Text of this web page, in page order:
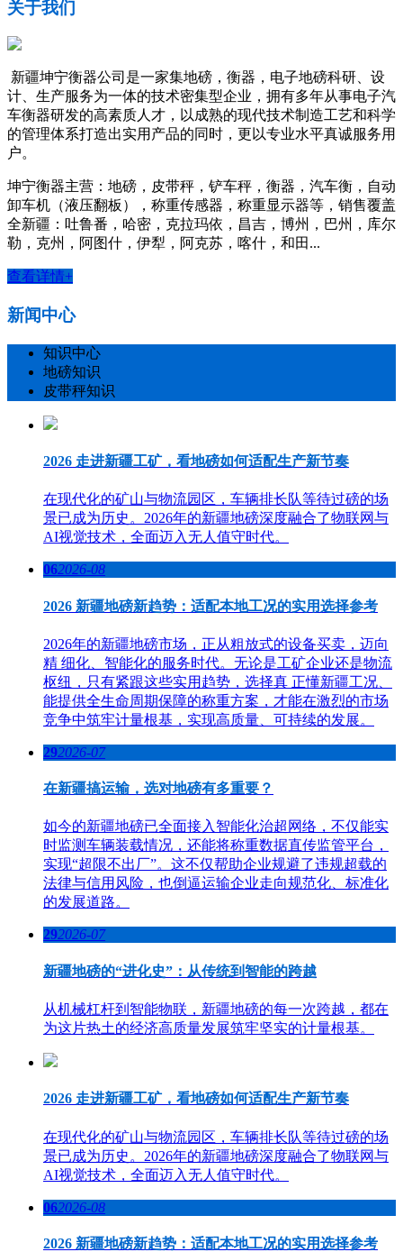
关于我们
新疆坤宁衡器公司是一家集地磅，衡器，电子地磅科研、设
计、生产服务为一体的技术密集型企业，拥有多年从事电子汽
车衡器研发的高素质人才，以成熟的现代技术制造工艺和科学
的管理体系打造出实用产品的同时，更以专业水平真诚服务用
户。
坤宁衡器主营：地磅，皮带秤，铲车秤，衡器，汽车衡，自动
卸车机（液压翻板），称重传感器，称重显示器等，销售覆盖
全新疆：吐鲁番，哈密，克拉玛依，昌吉，博州，巴州，库尔
勒，克州，阿图什，伊犁，阿克苏，喀什，和田...
查看详情+
新闻中心
知识中心
地磅知识
皮带秤知识
2026 走进新疆工矿，看地磅如何适配生产新节奏
在现代化的矿山与物流园区，车辆排长队等待过磅的场
景已成为历史。2026年的新疆地磅深度融合了物联网与
AI视觉技术，全面迈入无人值守时代。
062026-08
2026 新疆地磅新趋势：适配本地工况的实用选择参考
2026年的新疆地磅市场，正从粗放式的设备买卖，迈向
精 细化、智能化的服务时代。无论是工矿企业还是物流
枢纽，只有紧跟这些实用趋势，选择真 正懂新疆工况、
能提供全生命周期保障的称重方案，才能在激烈的市场
竞争中筑牢计量根基，实现高质量、可持续的发展。
292026-07
在新疆搞运输，选对地磅有多重要？
如今的新疆地磅已全面接入智能化治超网络，不仅能实
时监测车辆装载情况，还能将称重数据直传监管平台，
实现“超限不出厂”。这不仅帮助企业规避了违规超载的
法律与信用风险，也倒逼运输企业走向规范化、标准化
的发展道路。
292026-07
新疆地磅的“进化史”：从传统到智能的跨越
从机械杠杆到智能物联，新疆地磅的每一次跨越，都在
为这片热土的经济高质量发展筑牢坚实的计量根基。
2026 走进新疆工矿，看地磅如何适配生产新节奏
在现代化的矿山与物流园区，车辆排长队等待过磅的场
景已成为历史。2026年的新疆地磅深度融合了物联网与
AI视觉技术，全面迈入无人值守时代。
062026-08
2026 新疆地磅新趋势：适配本地工况的实用选择参考